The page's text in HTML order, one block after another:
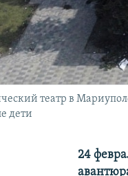
театр в
дети
24